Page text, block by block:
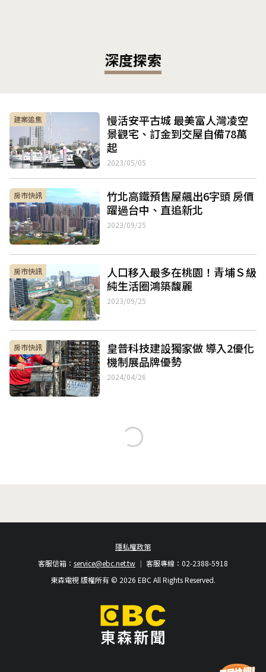
深度探索
建案追焦
慢活安平古城 最美富人灣凌空
景觀宅、訂金到交屋自備78萬
起
2023/05/05
房市快訊
竹北高鐵預售屋飆出6字頭 房價
躍過台中、直追新北
2023/09/25
房市快訊
人口移入最多在桃園！青埔Ｓ級
純生活圈鴻築馥麗
2023/09/25
房市快訊
皇普科技建設獨家做 導入2優化
機制展品牌優勢
2024/04/26
隱私權政策
客服專線：02-2388-5918
客服信箱： service@ebc.net.tw
東森電視 版權所有 © 2026 EBC All Rights Reserved.